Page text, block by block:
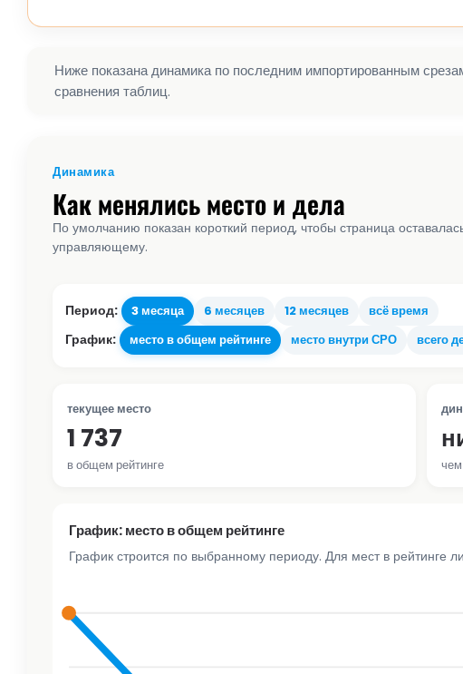
Ниже показана динамика по последним импортированным
сравнения таблиц.
Динамика
Как менялись место и дела
По умолчанию показан короткий период, чтобы страница
управляющему.
Период: 3 месяца 6 месяцев 12 месяцев всё время
График: место в общем рейтинге место внутри СРО всего
текущее место
1 737
в общем рейтинге
График: место в общем рейтинге
График строится по выбранному периоду. Для мест в рейтинге